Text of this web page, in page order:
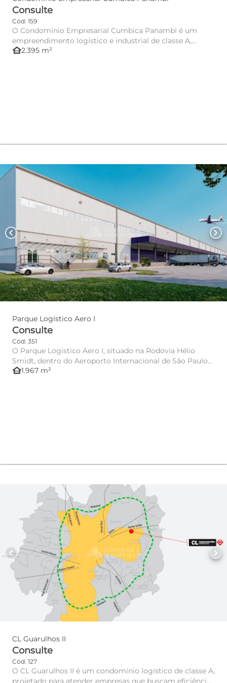
Consulte
Cód: 159
O Condomínio Empresarial Cumbica Panambi é um
empreendimento logístico e industrial de classe A,
projetado para aten...
other_houses2.395 m²
chevron_left chevron_right
Parque Logístico Aero I
Consulte
Cód: 351
O Parque Logístico Aero I, situado na Rodovia Hélio
Smidt, dentro do Aeroporto Internacional de São Paulo
(GRU), em Gu...
other_houses1.967 m²
chevron_left chevron_right
CL Guarulhos II
Consulte
Cód: 127
O CL Guarulhos II é um condomínio logístico de classe A,
projetado para atender empresas que buscam eficiência,